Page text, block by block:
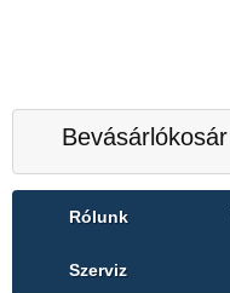
Bevásárlókosár
Rólunk
Szerviz